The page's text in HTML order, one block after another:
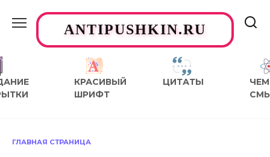
содержаниюANTIPUSHKIN.RU
КРАСИВЫЙ
ШРИФТ
ЦИТАТЫ
ЧЕМ
ГЛАВНАЯ СТРАНИЦА